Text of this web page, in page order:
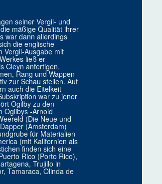
seiner Vergil- und
mäßige Qualität ihrer
war dann allerdings
die englische
Vergil-Ausgabe mit
ließ er
Cleyn anfertigen.
Rang und Wappen
zur Schau stellen. Auf
auch die Eitelkeit
war zu jener
Ogilby zu den
Ogilbys -Arnold
(Die Neue und
(Amsterdam)
für Materialien
(mit Kalifornien als
finden sich eine
Rico (Porto Rico),
Trujillo in
Tamaraca, Olinda de